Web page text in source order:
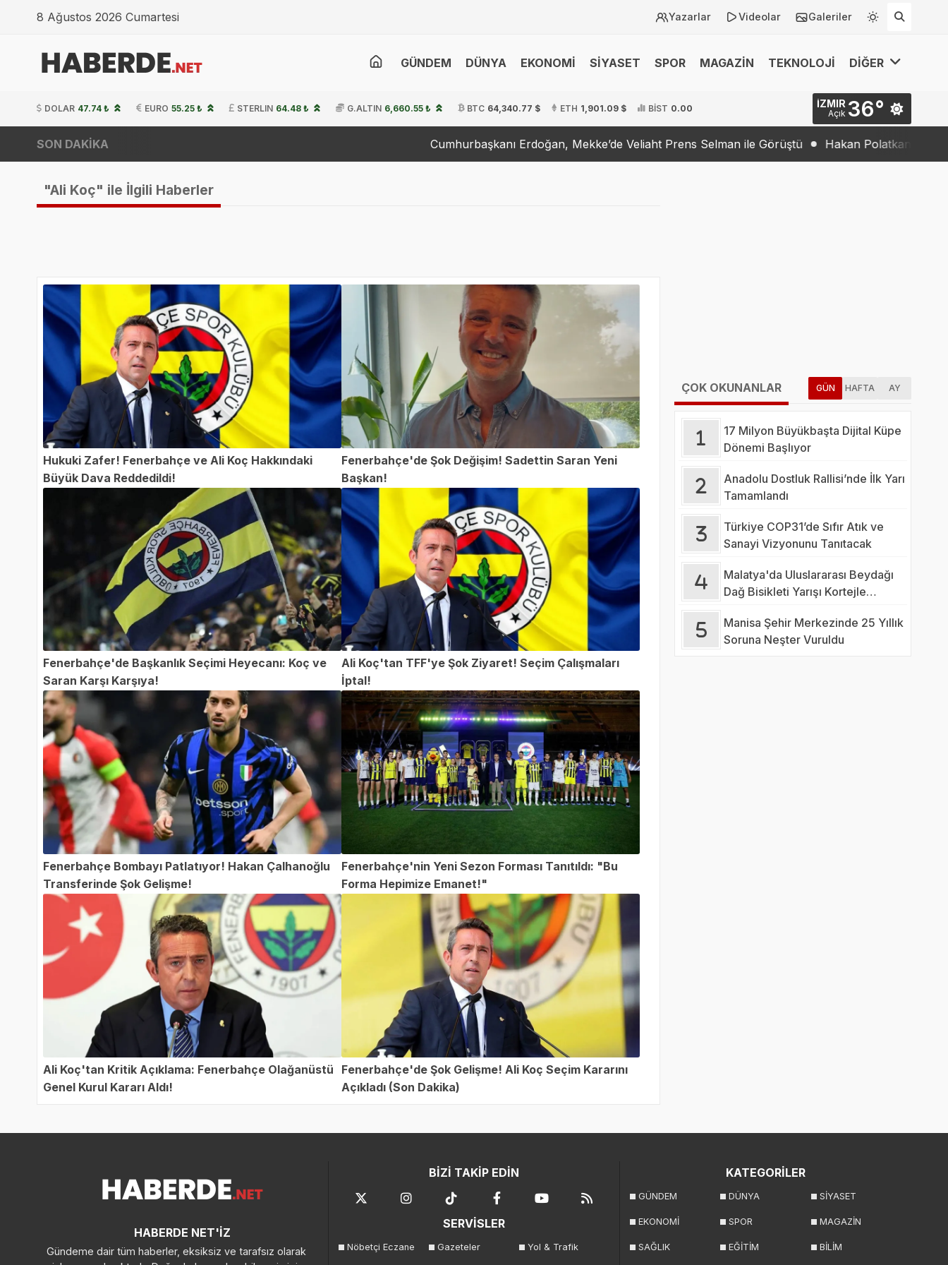
8 Ağustos 2026 Cumartesi Yazarlar Videolar Galeriler
GÜNDEM DÜNYA EKONOMİ SİYASET SPOR MAGAZİN TEKNOLOJİ DİĞER
DOLAR 47.74 ₺ EURO 55.25 ₺ STERLIN 64.48 ₺ G.ALTIN 6,660.55 ₺ BTC 64,340.77 $ ETH 1,901.09 $ BİST 0.00 İZMIR
Açık 36°
SON DAKİKA Cumhurbaşkanı Erdoğan, Mekke’de Veliaht Prens Selman ile Görüştü Hakan Polatkan’dan Büyük
"Ali Koç" ile İlgili Haberler
Hukuki Zafer! Fenerbahçe ve Ali Koç Hakkındaki
Büyük Dava Reddedildi!
Fenerbahçe'de Şok Değişim! Sadettin Saran Yeni
Başkan!
Fenerbahçe'de Başkanlık Seçimi Heyecanı: Koç ve
Saran Karşı Karşıya!
Ali Koç'tan TFF'ye Şok Ziyaret! Seçim Çalışmaları
İptal!
Fenerbahçe Bombayı Patlatıyor! Hakan Çalhanoğlu
Transferinde Şok Gelişme!
Fenerbahçe'nin Yeni Sezon Forması Tanıtıldı: "Bu
Forma Hepimize Emanet!"
Ali Koç'tan Kritik Açıklama: Fenerbahçe Olağanüstü
Genel Kurul Kararı Aldı!
Fenerbahçe'de Şok Gelişme! Ali Koç Seçim Kararını
Açıkladı (Son Dakika)
ÇOK OKUNANLAR GÜN HAFTA AY
17 Milyon Büyükbaşta Dijital Küpe
Dönemi Başlıyor
Anadolu Dostluk Rallisi’nde İlk Yarı
Tamamlandı
Türkiye COP31’de Sıfır Atık ve
Sanayi Vizyonunu Tanıtacak
Malatya'da Uluslararası Beydağı
Dağ Bisikleti Yarışı Kortejle
Manisa Şehir Merkezinde 25 Yıllık
Soruna Neşter Vuruldu
HABERDE NET'İZ
Gündeme dair tüm haberler, eksiksiz ve tarafsız olarak
BİZİ TAKİP EDİN
SERVİSLER
Nöbetçi Eczane Gazeteler Yol & Trafik
KATEGORİLER
GÜNDEM DÜNYA SİYASET
EKONOMİ SPOR MAGAZİN
SAĞLIK EĞİTİM BİLİM